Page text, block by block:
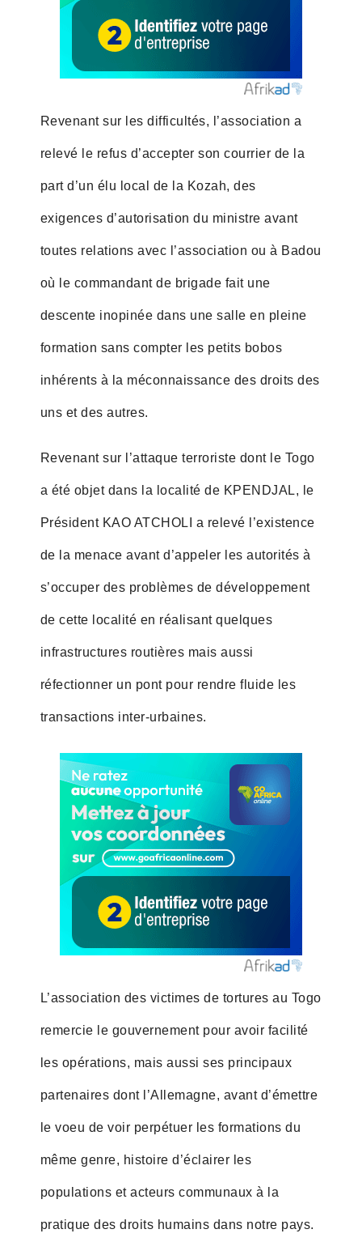
Revenant sur les difficultés, l’association a
relevé le refus d’accepter son courrier de la
part d’un élu local de la Kozah, des
exigences d’autorisation du ministre avant
toutes relations avec l’association ou à Badou
où le commandant de brigade fait une
descente inopinée dans une salle en pleine
formation sans compter les petits bobos
inhérents à la méconnaissance des droits des
uns et des autres.
Revenant sur l’attaque terroriste dont le Togo
a été objet dans la localité de KPENDJAL, le
Président KAO ATCHOLI a relevé l’existence
de la menace avant d’appeler les autorités à
s’occuper des problèmes de développement
de cette localité en réalisant quelques
infrastructures routières mais aussi
réfectionner un pont pour rendre fluide les
transactions inter-urbaines.
L’association des victimes de tortures au Togo
remercie le gouvernement pour avoir facilité
les opérations, mais aussi ses principaux
partenaires dont l’Allemagne, avant d’émettre
le voeu de voir perpétuer les formations du
même genre, histoire d’éclairer les
populations et acteurs communaux à la
pratique des droits humains dans notre pays.